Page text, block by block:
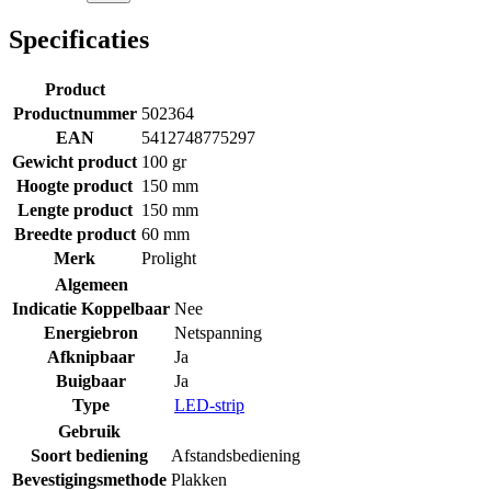
Specificaties
Product
Productnummer 502364
EAN
5412748775297
Gewicht product 100 gr
Hoogte product 150 mm
Lengte product 150 mm
Breedte product 60 mm
Merk
Prolight
Algemeen
Indicatie Koppelbaar Nee
Energiebron
Netspanning
Afknipbaar
Ja
Buigbaar
Ja
Type
LED-strip
Gebruik
Soort bediening
Afstandsbediening
Bevestigingsmethode Plakken